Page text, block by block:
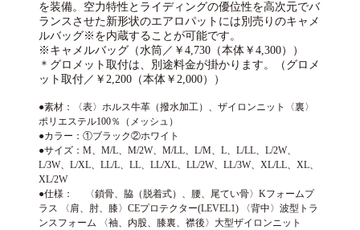
を装備。空力特性とライディングの優位性を高次元でバ
ランスさせた新形状のエアロパットには別売りのキャメ
ルバッグ※を内蔵することが可能です。
※キャメルバッグ（水筒／￥4,730（本体￥4,300））
＊グロメット取付は、別途料金が掛かります。（グロメ
ット取付／￥2,200（本体￥2,000））
●素材：〈表〉ホルス牛革（撥水加工）、ザイロンニット〈裏〉
ポリエステル100％（メッシュ）
●カラー：①ブラック②ホワイト
●サイズ：M、M/L、M/2W、M/LL、L/M、L、L/LL、L/2W、
L/3W、L/XL、LL/L、LL、LL/XL、LL/2W、LL/3W、XL/LL、XL、
XL/2W
●仕様： 〈鎖骨、脇（脱着式）、腰、尾てい骨〉Kフォームプ
ラス 〈肩、肘、膝〉CEプロテクター(LEVEL1) 〈背中〉波型トラ
ンスフォーム 〈袖、内股、膝裏、襟後〉大型ザイロンニット